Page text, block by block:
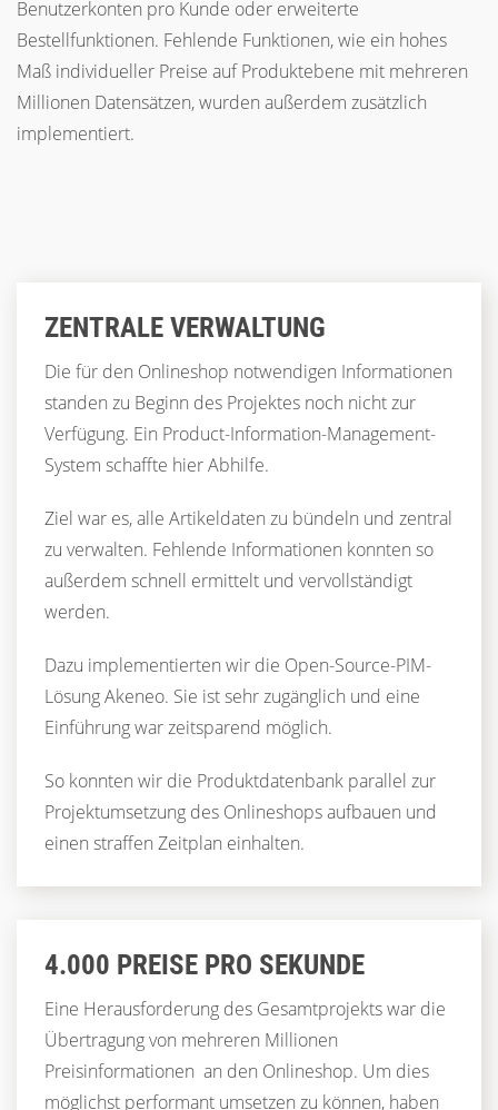
Benutzerkonten pro Kunde oder erweiterte
Bestellfunktionen. Fehlende Funktionen, wie ein hohes
Maß individueller Preise auf Produktebene mit mehreren
Millionen Datensätzen, wurden außerdem zusätzlich
implementiert.
ZENTRALE VERWALTUNG
Die für den Onlineshop notwendigen Informationen
standen zu Beginn des Projektes noch nicht zur
Verfügung. Ein Product-Information-Management-
System schaffte hier Abhilfe.
Ziel war es, alle Artikeldaten zu bündeln und zentral
zu verwalten. Fehlende Informationen konnten so
außerdem schnell ermittelt und vervollständigt
werden.
Dazu implementierten wir die Open-Source-PIM-
Lösung Akeneo. Sie ist sehr zugänglich und eine
Einführung war zeitsparend möglich.
So konnten wir die Produktdatenbank parallel zur
Projektumsetzung des Onlineshops aufbauen und
einen straffen Zeitplan einhalten.
4.000 PREISE PRO SEKUNDE
Eine Herausforderung des Gesamtprojekts war die
Übertragung von mehreren Millionen
Preisinformationen an den Onlineshop. Um dies
möglichst performant umsetzen zu können, haben